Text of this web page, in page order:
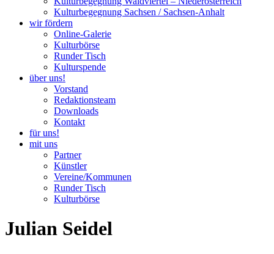
Kulturbegegnung Sachsen / Sachsen-Anhalt
wir fördern
Online-Galerie
Kulturbörse
Runder Tisch
Kulturspende
über uns!
Vorstand
Redaktionsteam
Downloads
Kontakt
für uns!
mit uns
Partner
Künstler
Vereine/Kommunen
Runder Tisch
Kulturbörse
Julian Seidel